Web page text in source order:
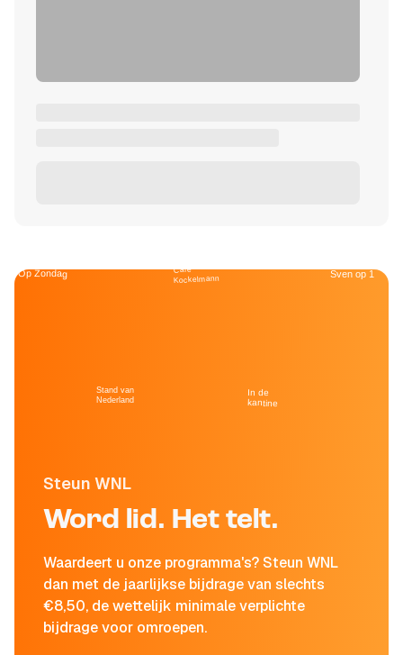
Steun WNL
Word lid. Het telt.
Waardeert u onze programma's? Steun WNL
dan met de jaarlijkse bijdrage van slechts
€8,50, de wettelijk minimale verplichte
bijdrage voor omroepen.
Op Zondag
Stand van
Nederland
Café
Kockelmann
In de
kantine
Sven op 1